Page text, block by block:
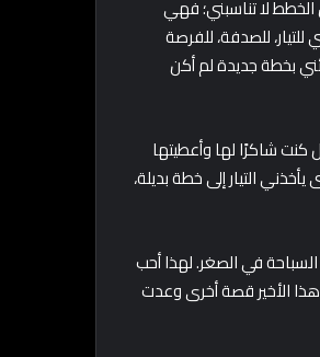
الخطط لا تناسبني؛ فهي
للصدفة، للفرصة
بخطة جديدة لم أكن
شاكرًا لها وأعطيتها
التيار إلى خطة بديلة،
في الصغر. لهذا أحب
الأخير قصة أخرى وعدت